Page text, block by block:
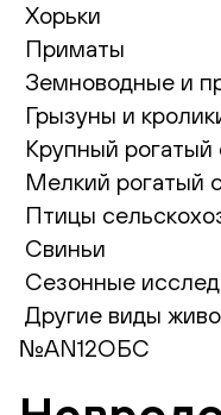
Хорьки
Приматы
Земноводные и
Грызуны и
Крупный рогатый
Мелкий рогатый
Птицы
Свиньи
Сезонные
Другие виды
№AN12ОБС